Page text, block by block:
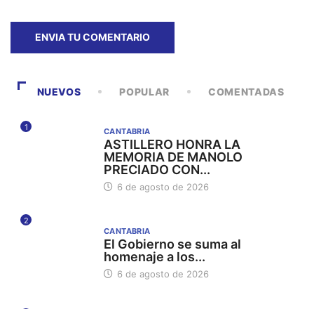
NUEVOS POPULAR COMENTADAS
1 CANTABRIA
ASTILLERO HONRA LA
MEMORIA DE MANOLO
PRECIADO CON...
6 de agosto de 2026
2
CANTABRIA
El Gobierno se suma al
homenaje a los...
6 de agosto de 2026